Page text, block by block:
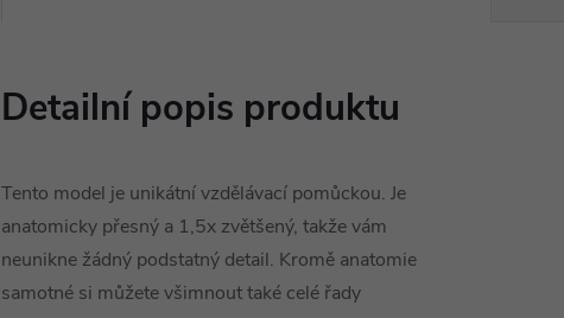
Detailní popis produktu
Tento model je unikátní vzdělávací pomůckou. Je
anatomicky přesný a 1,5x zvětšený, takže vám
neunikne žádný podstatný detail. Kromě anatomie
samotné si můžete všimnout také celé řady